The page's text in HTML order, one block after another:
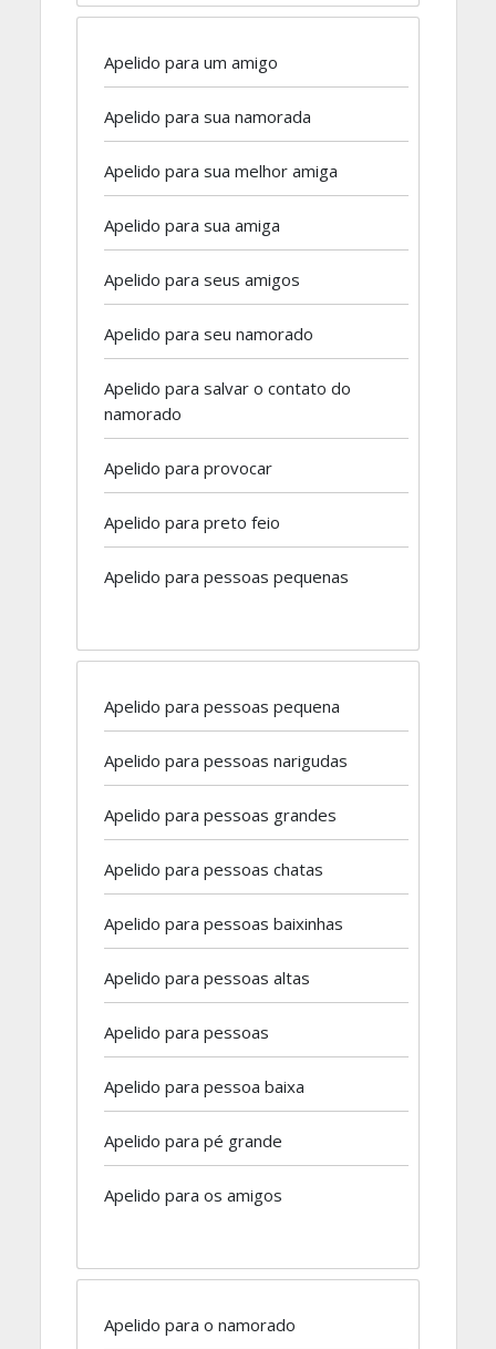
Apelido para um amigo
Apelido para sua namorada
Apelido para sua melhor amiga
Apelido para sua amiga
Apelido para seus amigos
Apelido para seu namorado
Apelido para salvar o contato do
namorado
Apelido para provocar
Apelido para preto feio
Apelido para pessoas pequenas
Apelido para pessoas pequena
Apelido para pessoas narigudas
Apelido para pessoas grandes
Apelido para pessoas chatas
Apelido para pessoas baixinhas
Apelido para pessoas altas
Apelido para pessoas
Apelido para pessoa baixa
Apelido para pé grande
Apelido para os amigos
Apelido para o namorado